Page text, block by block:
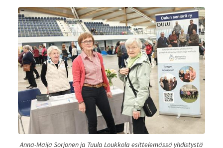
Anna-Maija Sorjonen ja Tuula Loukkola esittelemässä yhdistystä